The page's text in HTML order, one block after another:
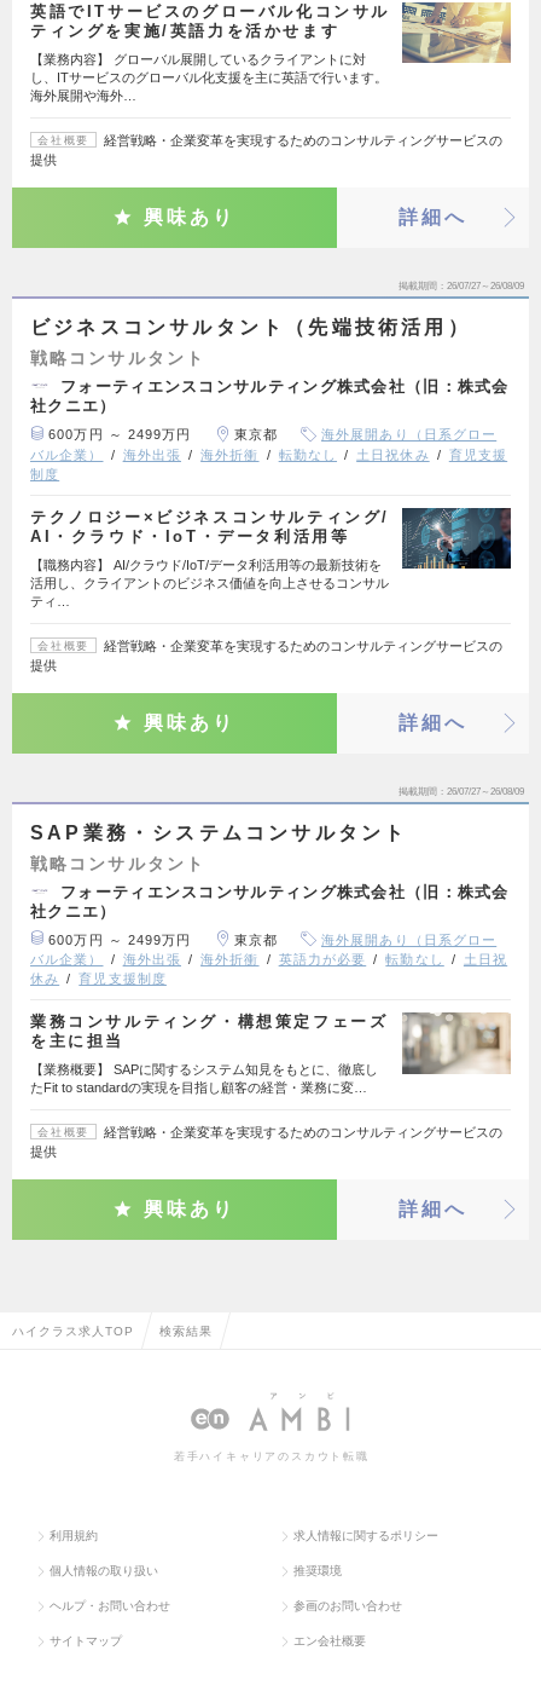
英語でITサービスのグローバル化コンサル
ティングを実施/英語力を活かせます
【業務内容】 グローバル展開しているクライアントに対
し、ITサービスのグローバル化支援を主に英語で行います。
海外展開や海外…
会社概要
経営戦略・企業変革を実現するためのコンサルティングサービスの
提供
興味あり 詳細へ
掲載期間 26/07/27～26/08/09
ビジネスコンサルタント（先端技術活用）
戦略コンサルタント
フォーティエンスコンサルティング株式会社（旧：株式会
社クニエ）
600万円 ～ 2499万円 東京都
海外展開あり（日系グロー
バル企業）
海外出張 海外折衝 転勤なし 土日祝休み
育児支援
制度
テクノロジー×ビジネスコンサルティング/
AI・クラウド・IoT・データ利活用等
【職務内容】 AI/クラウド/IoT/データ利活用等の最新技術を
活用し、クライアントのビジネス価値を向上させるコンサル
ティ…
会社概要
経営戦略・企業変革を実現するためのコンサルティングサービスの
提供
興味あり 詳細へ
掲載期間 26/07/27～26/08/09
SAP業務・システムコンサルタント
戦略コンサルタント
フォーティエンスコンサルティング株式会社（旧：株式会
社クニエ）
600万円 ～ 2499万円 東京都
海外展開あり（日系グロー
バル企業）
海外出張 海外折衝 英語力が必要 転勤なし
土日祝
休み
育児支援制度
業務コンサルティング・構想策定フェーズ
を主に担当
【業務概要】 SAPに関するシステム知見をもとに、徹底し
たFit to standardの実現を目指し顧客の経営・業務に変…
会社概要
経営戦略・企業変革を実現するためのコンサルティングサービスの
提供
興味あり 詳細へ
ハイクラス求人TOP 検索結果
若手ハイキャリアのスカウト転職
利用規約 求人情報に関するポリシー
個人情報の取り扱い 推奨環境
ヘルプ・お問い合わせ 参画のお問い合わせ
サイトマップ エン会社概要